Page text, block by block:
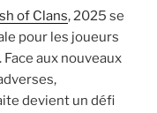
of Clans, 2025 se
pour les joueurs
aux nouveaux
devient un défi